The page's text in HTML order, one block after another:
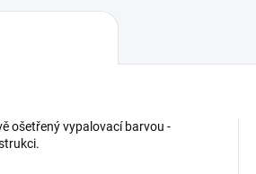
ošetřený vypalovací barvou -